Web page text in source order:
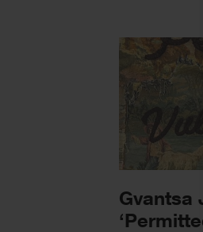
Gvantsa